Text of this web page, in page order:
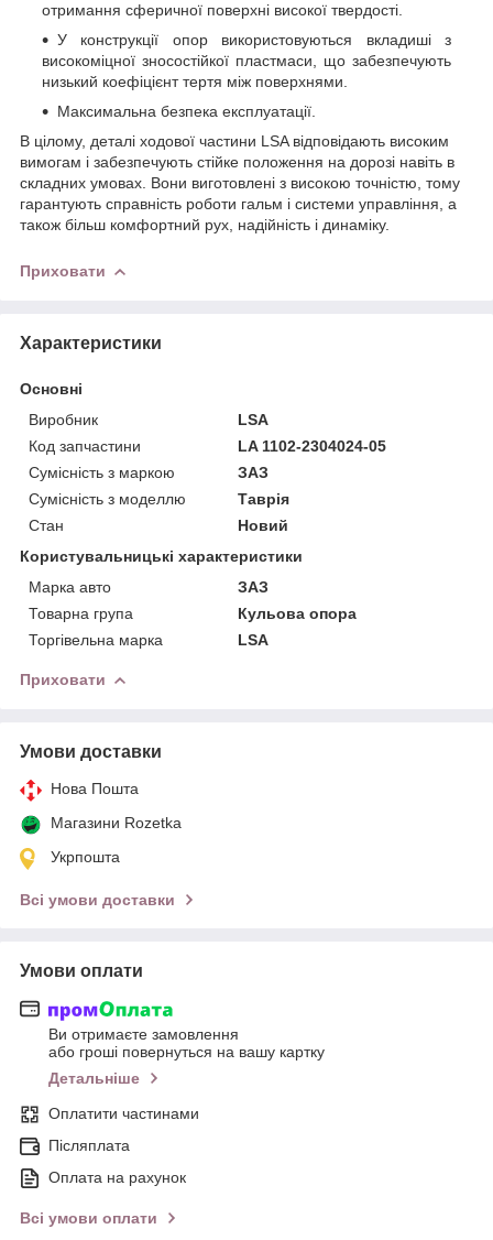
отримання сферичної поверхні високої твердості.
У конструкції опор використовуються вкладиші з
високоміцної зносостійкої пластмаси, що забезпечують
низький коефіцієнт тертя між поверхнями.
Максимальна безпека експлуатації.
В цілому, деталі ходової частини LSA відповідають високим
вимогам і забезпечують стійке положення на дорозі навіть в
складних умовах. Вони виготовлені з високою точністю, тому
гарантують справність роботи гальм і системи управління, а
також більш комфортний рух, надійність і динаміку.
Приховати
Характеристики
Основні
Виробник
LSA
Код запчастини
LA 1102-2304024-05
Сумісність з маркою
ЗАЗ
Сумісність з моделлю
Таврія
Стан
Новий
Користувальницькі характеристики
Марка авто
ЗАЗ
Товарна група
Кульова опора
Торгівельна марка
LSA
Приховати
Умови доставки
Нова Пошта
Магазини Rozetka
Укрпошта
Всі умови доставки
Умови оплати
Ви отримаєте замовлення
або гроші повернуться на вашу картку
Детальніше
Оплатити частинами
Післяплата
Оплата на рахунок
Всі умови оплати